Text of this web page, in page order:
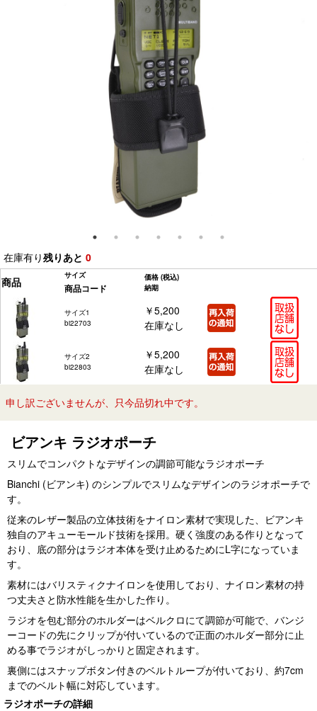
在庫有り残りあと 0
商品
サイズ
商品コード
価格 (税込)
納期
サイズ1
bi22703
￥5,200
在庫なし
サイズ2
bi22803
￥5,200
在庫なし
申し訳ございませんが、只今品切れ中です。
ビアンキ ラジオポーチ
スリムでコンパクトなデザインの調節可能なラジオポーチ
Bianchi (ビアンキ) のシンプルでスリムなデザインのラジオポーチで
す。
従来のレザー製品の立体技術をナイロン素材で実現した、ビアンキ
独自のアキューモールド技術を採用。硬く強度のある作りとなって
おり、底の部分はラジオ本体を受け止めるためにL字になっていま
す。
素材にはバリスティクナイロンを使用しており、ナイロン素材の持
つ丈夫さと防水性能を生かした作り。
ラジオを包む部分のホルダーはベルクロにて調節が可能で、バンジ
ーコードの先にクリップが付いているので正面のホルダー部分に止
める事でラジオがしっかりと固定されます。
裏側にはスナップボタン付きのベルトループが付いており、約7cm
までのベルト幅に対応しています。
ラジオポーチの詳細